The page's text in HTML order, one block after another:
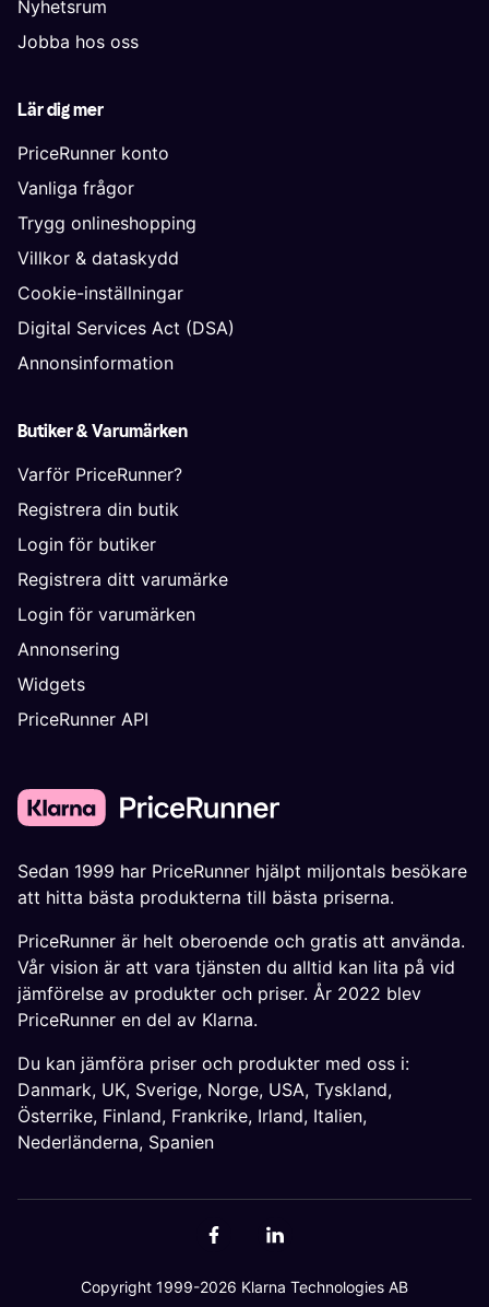
Nyhetsrum
Jobba hos oss
Lär dig mer
PriceRunner konto
Vanliga frågor
Trygg onlineshopping
Villkor & dataskydd
Cookie-inställningar
Digital Services Act (DSA)
Annonsinformation
Butiker & Varumärken
Varför PriceRunner?
Registrera din butik
Login för butiker
Registrera ditt varumärke
Login för varumärken
Annonsering
Widgets
PriceRunner API
Sedan 1999 har PriceRunner hjälpt miljontals besökare
att hitta bästa produkterna till bästa priserna.
PriceRunner är helt oberoende och gratis att använda.
Vår vision är att vara tjänsten du alltid kan lita på vid
jämförelse av produkter och priser. År 2022 blev
PriceRunner en del av Klarna.
Du kan jämföra priser och produkter med oss i:
Danmark, UK, Sverige, Norge, USA, Tyskland,
Österrike, Finland, Frankrike, Irland, Italien,
Nederländerna, Spanien
Copyright 1999-2026 Klarna Technologies AB